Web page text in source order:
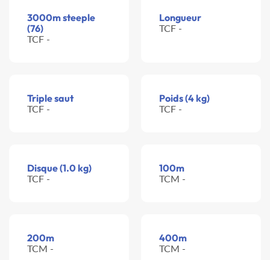
3000m steeple
(76)
TCF -
Longueur
TCF -
Triple saut
TCF -
Poids (4 kg)
TCF -
Disque (1.0 kg)
TCF -
100m
TCM -
200m
TCM -
400m
TCM -